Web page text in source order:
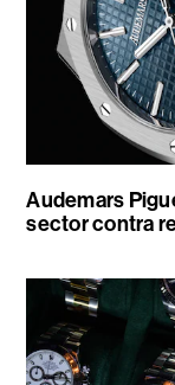
Audemars
sector contra